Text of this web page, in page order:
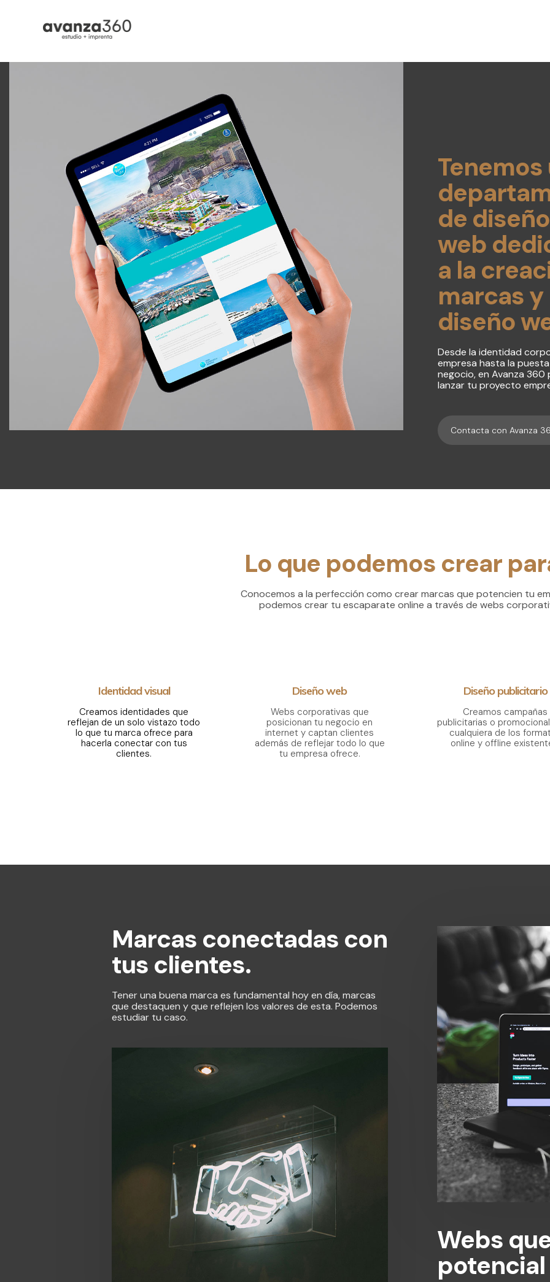
Tenemos
de
web
a la
marcas y
diseño
Desde la identidad
empresa hasta la
negocio, en Avanza 360
lanzar tu proyecto
Contacta con Avanza
Lo que podemos crear
Conocemos a la perfección como crear marcas que potencien tu
podemos crear tu escaparate online a través de webs
Identidad visual
Creamos identidades que
reflejan de un solo vistazo todo
lo que tu marca ofrece para
hacerla conectar con tus
clientes.
Diseño web
Webs corporativas que
posicionan tu negocio en
internet y captan clientes
además de reflejar todo lo que
tu empresa ofrece.
Diseño publicitario
Creamos campañas
publicitarias o
cualquiera de los
online y offline
Marcas conectadas con
tus clientes.
Tener una buena marca es fundamental hoy en día, marcas
que destaquen y que reflejen los valores de esta. Podemos
estudiar tu caso.
Webs